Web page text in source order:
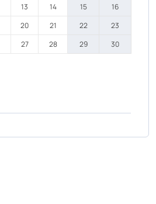
13 14 15
16
20 21 22
23
27 28 29
30